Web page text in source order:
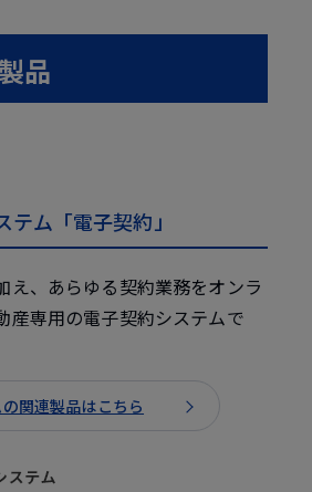
品
ム「電子契約」
え、あらゆる契約業務をオンラ
産専用の電子契約システムで
関連製品はこちら